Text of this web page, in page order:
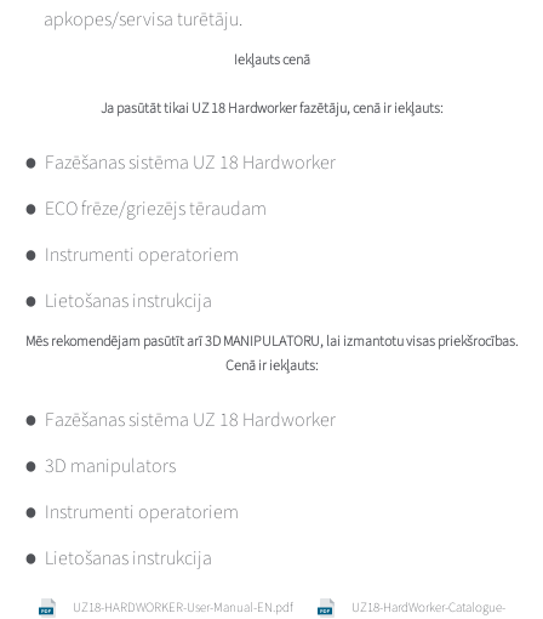
apkopes/servisa turētāju.
Iekļauts cenā
Ja pasūtāt tikai UZ 18 Hardworker fazētāju, cenā ir iekļauts:
Fazēšanas sistēma UZ 18 Hardworker
ECO frēze/griezējs tēraudam
Instrumenti operatoriem
Lietošanas instrukcija
Mēs rekomendējam pasūtīt arī 3D MANIPULATORU, lai izmantotu visas priekšrocības.
Cenā ir iekļauts:
Fazēšanas sistēma UZ 18 Hardworker
3D manipulators
Instrumenti operatoriem
Lietošanas instrukcija
UZ18-HARDWORKER-User-Manual-EN.pdf
UZ18-HardWorker-Catalogue-